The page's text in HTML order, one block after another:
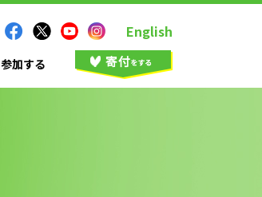
参加する
English